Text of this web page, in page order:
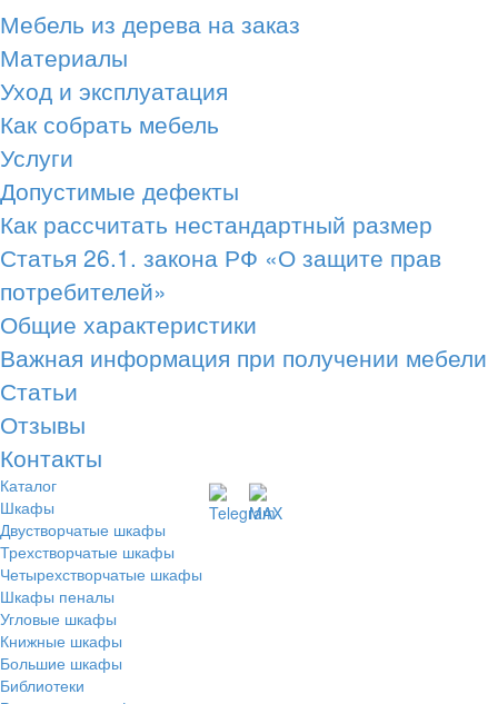
Мебель из дерева на заказ
Материалы
Уход и эксплуатация
Как собрать мебель
Услуги
Допустимые дефекты
Как рассчитать нестандартный размер
Статья 26.1. закона РФ «О защите прав
потребителей»
Общие характеристики
Важная информация при получении мебели
Статьи
Отзывы
Контакты
Каталог
Шкафы
Двустворчатые шкафы
Трехстворчатые шкафы
Четырехстворчатые шкафы
Шкафы пеналы
Угловые шкафы
Книжные шкафы
Большие шкафы
Библиотеки